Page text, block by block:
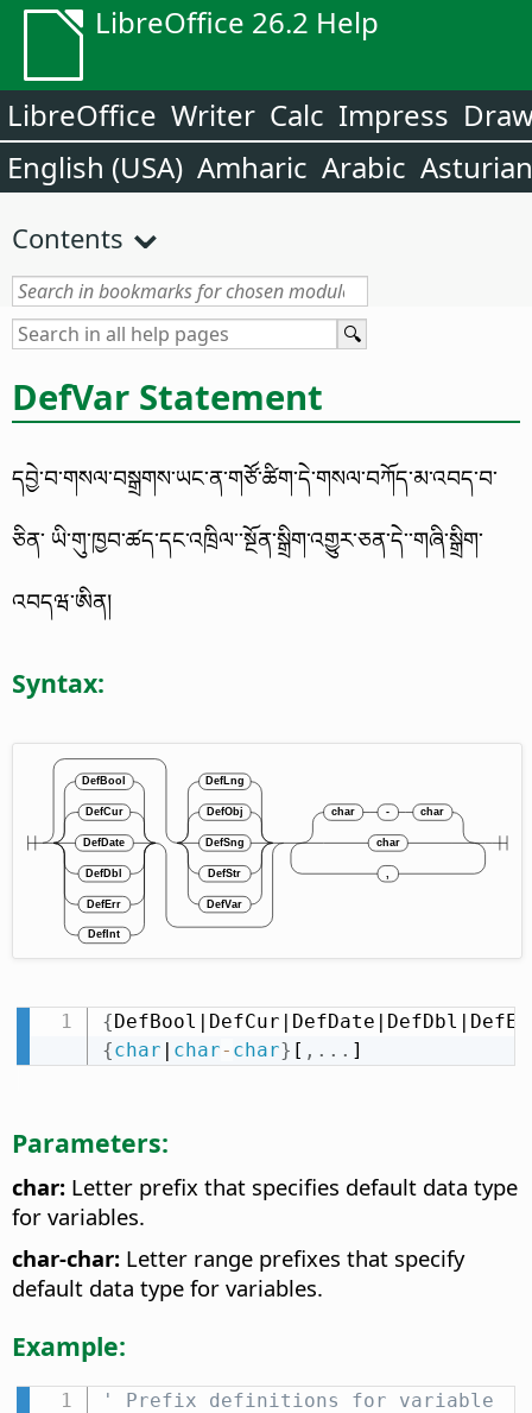
LibreOffice 26.2 Help
LibreOffice Writer Calc Impress
English (USA) Amharic Arabic Asturian
Contents
DefVar Statement
དབྱེ་བ་གསལ་བསྒྲགས་ཡང་ན་གཙོ་ཚིག་དེ་གསལ་བཀོད་མ་འབད་བ་
ཅིན་ ཡི་གུ་ཁྱབ་ཚད་དང་འཁྲིལ་་སྔོན་སྒྲིག་འགྱུར་ཅན་དེ་་གཞི་སྒྲིག་
འབདཝ་ཨིན།
Syntax:
{
{char char- char} [ , . . . ]
Parameters:
char: Letter prefix that specifies default data type
for variables.
char-char: Letter range prefixes that specify
default data type for variables.
Example:
' Prefix definitions for variable